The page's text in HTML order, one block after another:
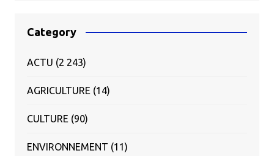
Category
ACTU (2 243)
AGRICULTURE (14)
CULTURE (90)
ENVIRONNEMENT (11)